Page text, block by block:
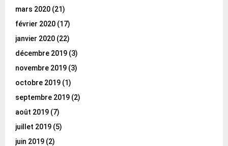
mars 2020 (21)
février 2020 (17)
janvier 2020 (22)
décembre 2019 (3)
novembre 2019 (3)
octobre 2019 (1)
septembre 2019 (2)
août 2019 (7)
juillet 2019 (5)
juin 2019 (2)